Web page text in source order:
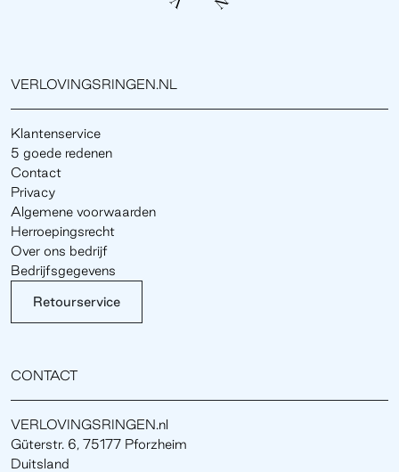
VERLOVINGSRINGEN.NL
Klantenservice
5 goede redenen
Contact
Privacy
Algemene voorwaarden
Herroepingsrecht
Over ons bedrijf
Bedrijfsgegevens
Retourservice
CONTACT
VERLOVINGSRINGEN.nl
Güterstr. 6, 75177 Pforzheim
Duitsland